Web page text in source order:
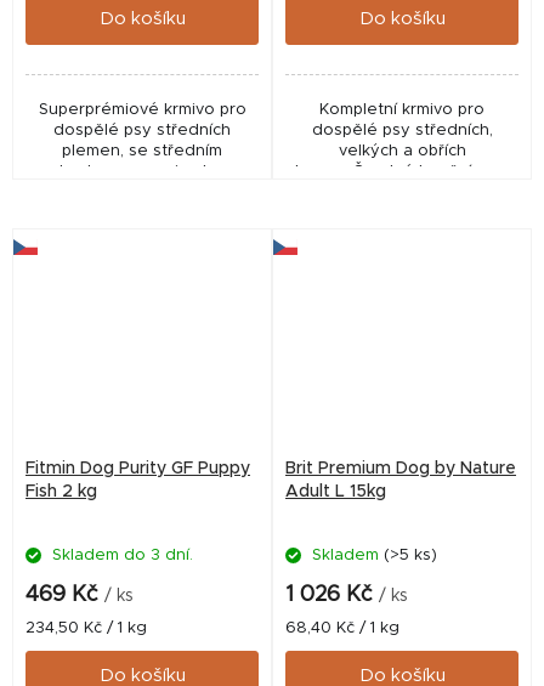
Do košíku
Superprémiové krmivo pro
dospělé psy středních
plemen, se středním
obsahem energie. Jsou
Do košíku
Kompletní krmivo pro
dospělé psy středních,
velkých a obřích
plemen. Čerstvé hovězí maso
Fitmin Dog Purity GF Puppy
Fish 2 kg
Skladem do 3 dní.
469 Kč / ks
Měrná
cena:
234,50 Kč / 1 kg
Do košíku
Brit Premium Dog by Nature
Adult L 15kg
Skladem (>5 ks)
1 026 Kč / ks
Měrná
cena:
68,40 Kč / 1 kg
Do košíku